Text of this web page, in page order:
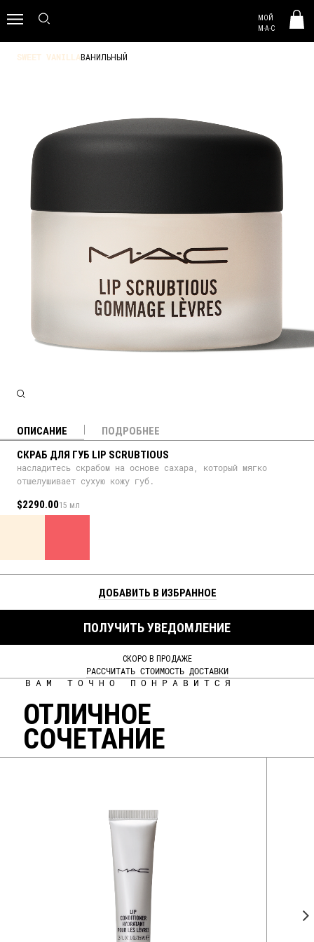
МОЙ
M·A·C
SWEET VANILLAВАНИЛЬНЫЙ
ОПИСАНИЕ
ПОДРОБНЕЕ
СКРАБ ДЛЯ ГУБ LIP SCRUBTIOUS
насладитесь скрабом на основе сахара, который мягко
отшелушивает сухую кожу губ.
$2290.0015 мл
ДОБАВИТЬ В ИЗБРАННОЕ
ПОЛУЧИТЬ УВЕДОМЛЕНИЕ
СКОРО В ПРОДАЖЕ
РАССЧИТАТЬ СТОИМОСТЬ ДОСТАВКИ
ВАМ ТОЧНО ПОНРАВИТСЯ
ОТЛИЧНОЕ
СОЧЕТАНИЕ